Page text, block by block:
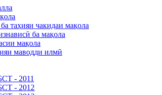
таҳияи чакидаи мақола
ба мақола
мақола
маводди илмӣ
- 2011
- 2012